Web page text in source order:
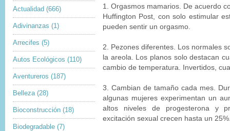
Actualidad (666)
Adivinanzas (1)
Arrecifes (5)
Autos Ecológicos (110)
Aventureros (187)
Belleza (28)
Bioconstrucción (18)
Biodegradable (7)
1. Orgasmos mamarios. De acuerdo
Huffington Post, con solo estimular
pueden sentir un orgasmo.
2. Pezones diferentes. Los normales
la areola. Los planos solo destacan
cambio de temperatura. Invertidos,
3. Cambian de tamaño cada mes.
algunas mujeres experimentan un
altos niveles de progesterona y
excitación sexual crecen hasta un